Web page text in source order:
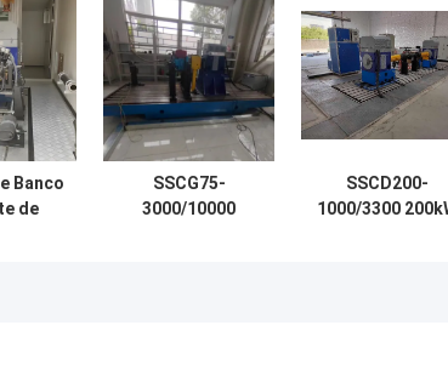
Banco
de
SSCG75-
3000/10000
SSCD200-
1000/3300